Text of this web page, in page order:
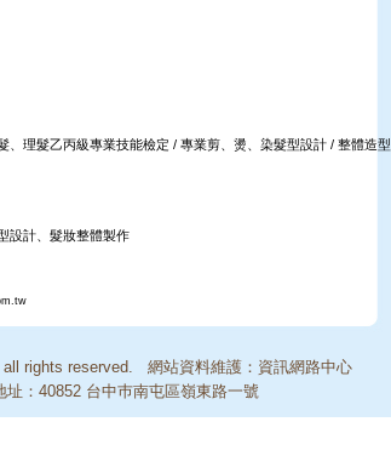
、理髮乙丙級專業技能檢定 / 專業剪、燙、染髮型設計 / 整體造型
設計、髮妝整體製作
rights reserved. 網站資料維護：資訊網路中心
：40852 台中巿南屯區嶺東路一號